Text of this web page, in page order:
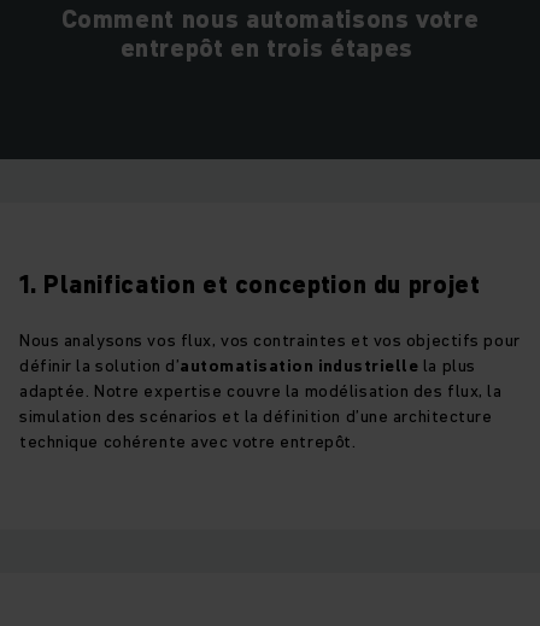
Comment nous automatisons votre
entrepôt en trois étapes
1. Planification et conception du projet
Nous analysons vos flux, vos contraintes et vos objectifs pour
définir la solution d’automatisation industrielle la plus
adaptée. Notre expertise couvre la modélisation des flux, la
simulation des scénarios et la définition d’une architecture
technique cohérente avec votre entrepôt.